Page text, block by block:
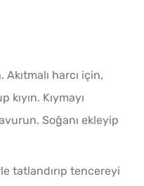
harcı için,
Kıymayı
Soğanı ekleyip
tatlandırıp tencereyi